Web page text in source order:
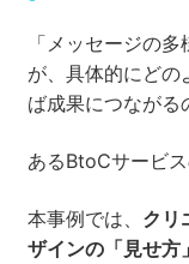
「メッセージの
が、具体的にどの
ば成果につながる
あるBtoCサービ
本事例では、 クリ
ザインの「見せ方